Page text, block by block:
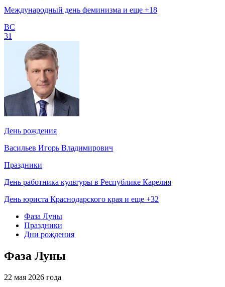
Международный день феминизма и еще +18
ВС
31
День рождения
Васильев Игорь Владимирович
Праздники
День работника культуры в Республике Карелия
День юриста Краснодарского края и еще +32
Фаза Луны
Праздники
Дни рождения
Фаза Луны
22 мая 2026 года